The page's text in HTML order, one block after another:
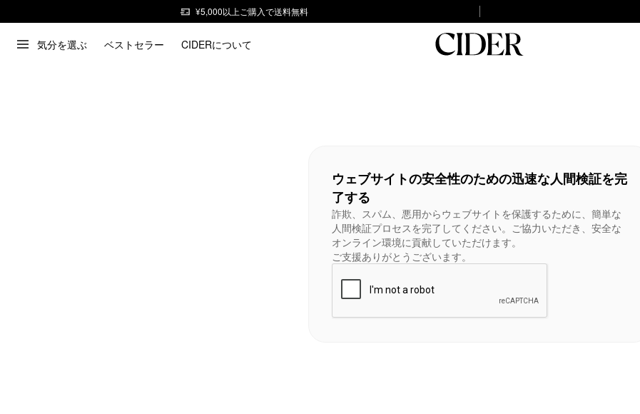
¥5,000以上ご購入で送料無料
気分を選ぶ ベストセラー CIDERについて
ウェブサイトの安全性のための迅速な人間検証を完
了する
詐欺、スパム、悪用からウェブサイトを保護するために、簡単な
人間検証プロセスを完了してください。ご協力いただき、安全な
オンライン環境に貢献していただけます。
ご支援ありがとうございます。